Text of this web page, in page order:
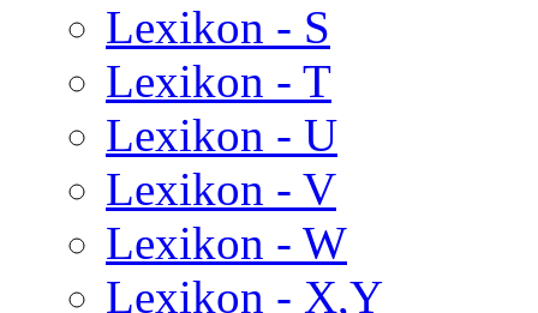
Lexikon - S
Lexikon - T
Lexikon - U
Lexikon - V
Lexikon - W
Lexikon - X,Y